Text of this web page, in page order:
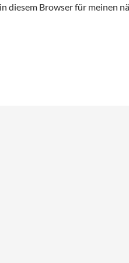
diesem Browser für meinen